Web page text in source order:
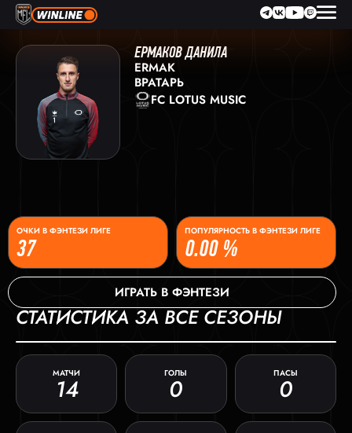
ЕРМАКОВ ДАНИЛА
ERMAK
ВРАТАРЬ
FC LOTUS MUSIC
37
ОЧКИ В ФЭНТЕЗИ ЛИГЕ
0.00 %
ПОПУЛЯРНОСТЬ В ФЭНТЕЗИ ЛИГЕ
ИГРАТЬ В ФЭНТЕЗИ
СТАТИСТИКА ЗА ВСЕ СЕЗОНЫ
МАТЧИ
14
ГОЛЫ
0
ПАСЫ
0